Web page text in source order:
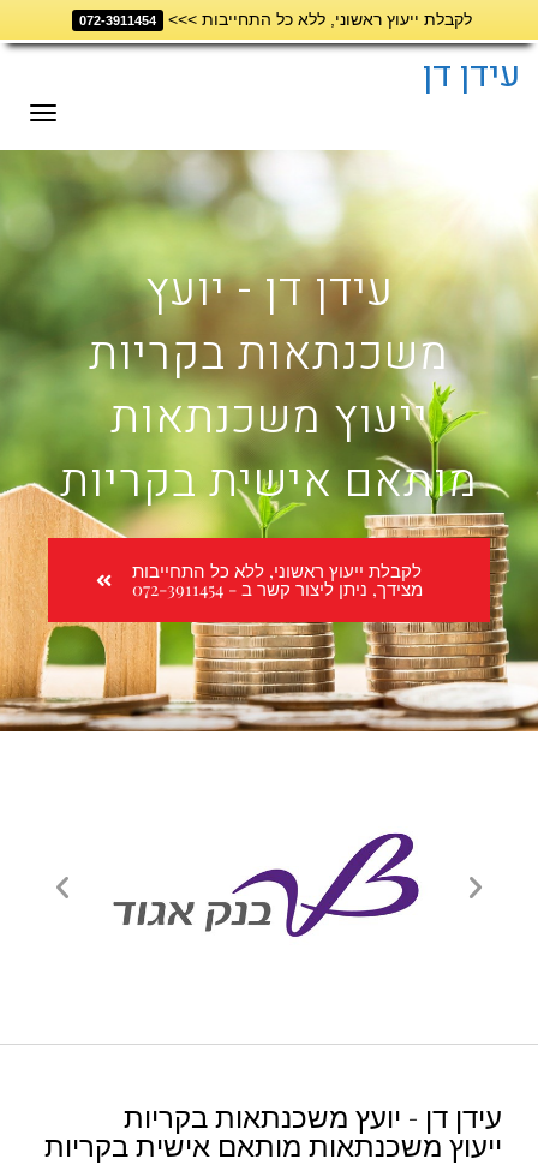
לקבלת ייעוץ ראשוני, ללא כל התחייבות >>> 072-3911454
לתוכןעידן דן
עידן דן - יועץ
משכנתאות בקריות
ייעוץ משכנתאות
מותאם אישית בקריות
לקבלת ייעוץ ראשוני, ללא כל התחייבות
מצידך, ניתן ליצור קשר ב - 072-3911454
עידן דן - יועץ משכנתאות בקריות
ייעוץ משכנתאות מותאם אישית בקריות